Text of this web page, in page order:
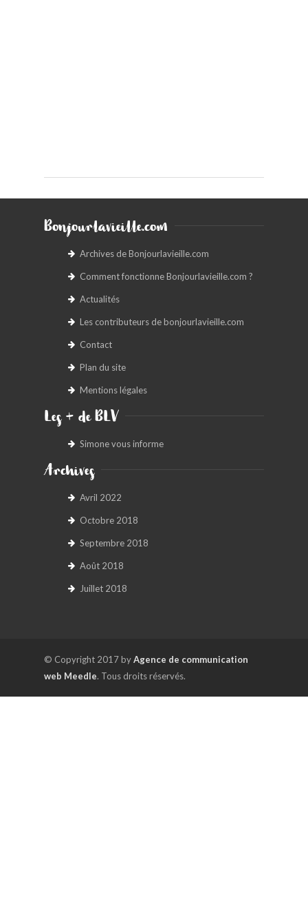
Bonjourlavieille.com
Archives de Bonjourlavieille.com
Comment fonctionne Bonjourlavieille.com ?
Actualités
Les contributeurs de bonjourlavieille.com
Contact
Plan du site
Mentions légales
Les + de BLV
Simone vous informe
Archives
Avril 2022
Octobre 2018
Septembre 2018
Août 2018
Juillet 2018
© Copyright 2017 byAgence de communication
web Meedle. Tous droits réservés.